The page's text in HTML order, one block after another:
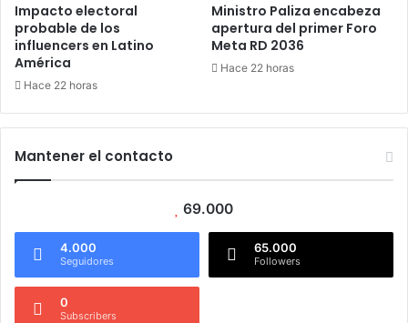
Impacto electoral
probable de los
influencers en Latino
América
Hace 22 horas
Ministro Paliza encabeza
apertura del primer Foro
Meta RD 2036
Hace 22 horas
Mantener el contacto
69.000
4.000
Seguidores
65.000
Followers
0
Subscribers